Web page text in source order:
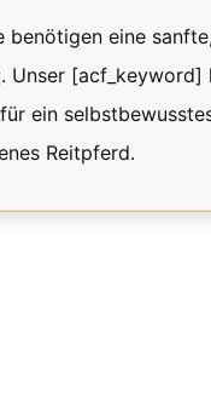
benötigen eine
Unser [acf_keyword]
ein
Reitpferd.